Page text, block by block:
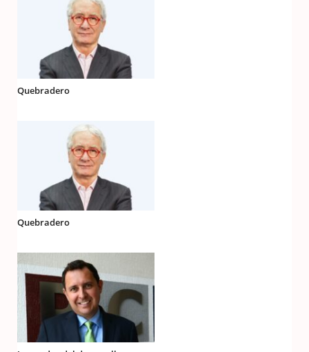
Quebradero
Quebradero